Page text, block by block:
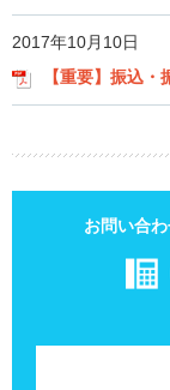
2017年10月10日
【重要】振込
お問い合